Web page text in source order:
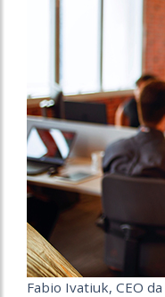
Fabio Ivatiuk, CEO